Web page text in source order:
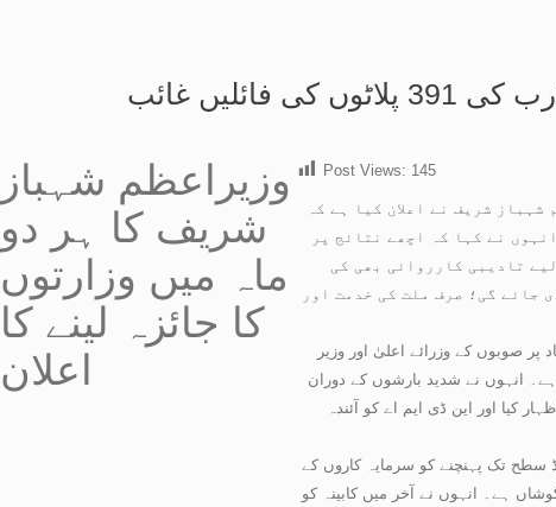
وزیراعظم شہباز
شریف کا ہر دو
ماہ میں وزارتوں
کا جائزہ لینے کا
اعلان
Post Views: 145
شریف نے اعلان کیا ہے کہ
نے کہا کہ اچھے نتائج پر
تادیبی کارروائی بھی کی
جائے گی؛ صرف ملت کی خدمت اور
صوبوں کے وزرائے اعلیٰ اور وزیر
ہے۔ انہوں نے شدید بارشوں کے دوران
کیا اور این ڈی ایم اے کو آئندہ
سطح تک پہنچنے کو سرمایہ کاروں کے
ہے۔ انہوں نے آخر میں کابینہ کو